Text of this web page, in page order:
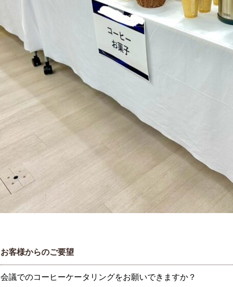
お客様からのご要望
会議でのコーヒーケータリングをお願いできますか？